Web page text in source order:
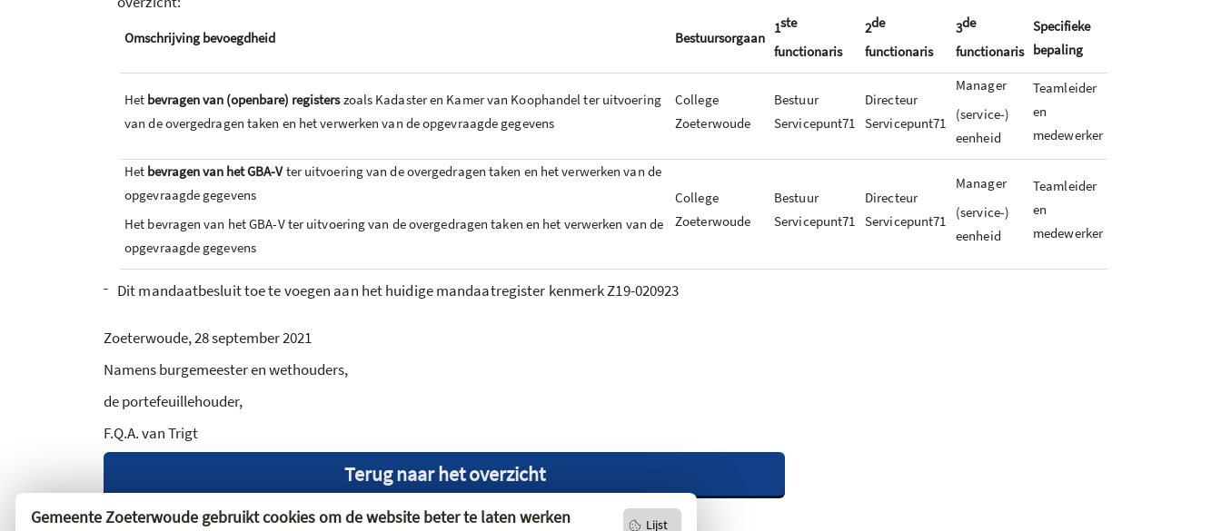
Lijst
Gemeente Zoeterwoude gebruikt cookies om de website beter te laten werken
Omschrijving bevoegdheid Bestuursorgaan
1ste
functionaris
2de
functionaris
3de
functionaris
Specifieke
bepaling
Het bevragen van (openbare) registerszoals Kadaster en Kamer van Koophandel ter uitvoering
van de overgedragen taken en het verwerken van de opgevraagde gegevens
College
Zoeterwoude
Bestuur
Servicepunt71
Directeur
Servicepunt71
Manager
(service-)
eenheid
Teamleider
en
medewerker
Het bevragen van het GBA-Vter uitvoering van de overgedragen taken en het verwerken van de
opgevraagde gegevens
Het bevragen van het GBA-V ter uitvoering van de overgedragen taken en het verwerken van de
opgevraagde gegevens
College
Zoeterwoude
Bestuur
Servicepunt71
Directeur
Servicepunt71
Manager
(service-)
eenheid
Teamleider
en
medewerker
- Dit mandaatbesluit toe te voegen aan het huidige mandaatregister kenmerk Z19-020923
Zoeterwoude, 28 september 2021
Namens burgemeester en wethouders,
de portefeuillehouder,
F.Q.A. van Trigt
Terug naar het overzicht